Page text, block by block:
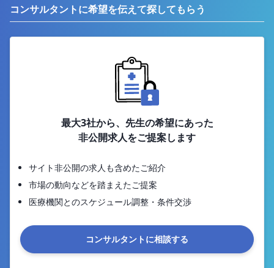
コンサルタントに希望を伝えて探してもらう
最大3社から、先生の希望にあった
非公開求人をご提案します
サイト非公開の求人も含めたご紹介
市場の動向などを踏まえたご提案
医療機関とのスケジュール調整・条件交渉
コンサルタントに相談する